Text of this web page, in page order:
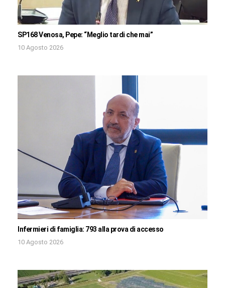
SP168 Venosa, Pepe: “Meglio tardi che mai”
10 Agosto 2026
Infermieri di famiglia: 793 alla prova di accesso
10 Agosto 2026